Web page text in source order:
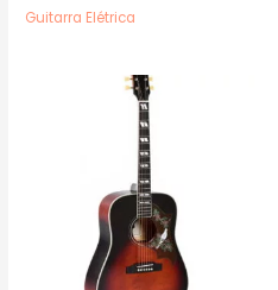
Guitarra Elétrica